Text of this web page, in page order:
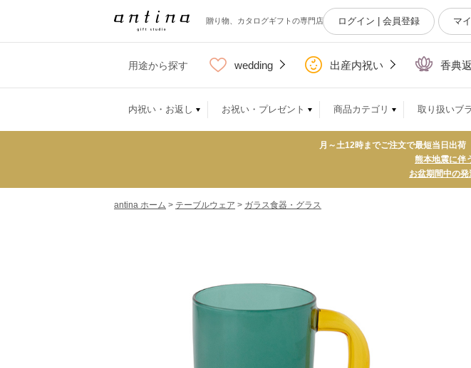
贈り物、カタログギフトの専門店 ログイン | 会員登録 マ
用途から探す wedding 出産内祝い 香典
内祝い・お返し お祝い・プレゼント 商品カテゴリ 取り扱いブ
月～土12時までご注文で最短当日出
熊本地震に伴
お盆期間中の
antina ホーム > テーブルウェア > ガラス食器・グラス